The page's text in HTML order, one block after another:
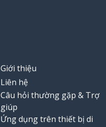
Giới thiệu
Liên hệ
Câu hỏi thường gặp & Trợ
giúp
Ứng dụng trên thiết bị di